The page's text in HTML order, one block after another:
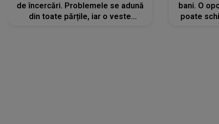
de încercări. Problemele se adună
din toate părțile, iar o veste
bani. O
poate